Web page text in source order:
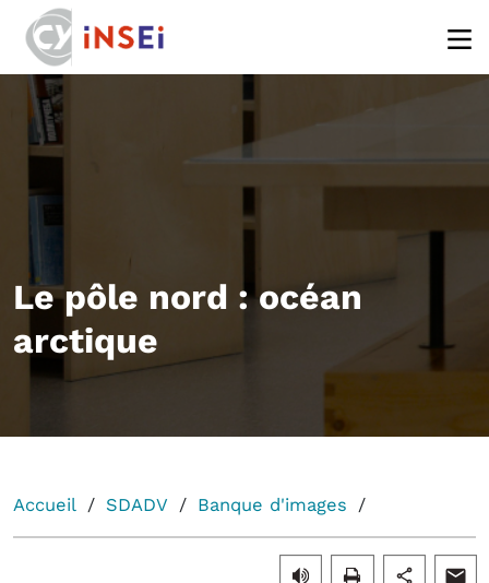
Le pôle nord : océan
arctique
Accueil SDADV Banque d'images